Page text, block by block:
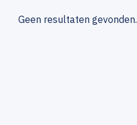
Geen resultaten gevonden.